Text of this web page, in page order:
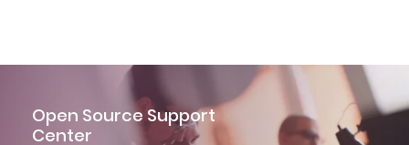
Open Source Support
Center